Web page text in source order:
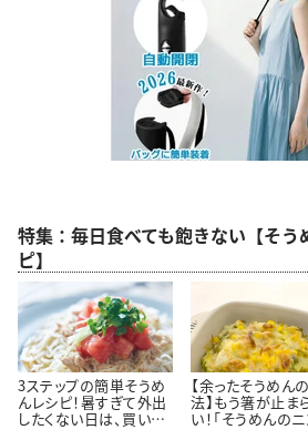
特集：毎日食べても飽きない【そう
ピ】
3ステップの簡単そうめ
んレシピ！暑すぎて外出
したくない日は、買い置
【余ったそうめん
法】もう箸が止ま
い！「そうめんの